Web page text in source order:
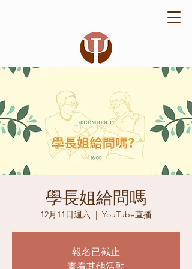
學長姐給問嗎
12月11日週六
  |
YouTube直播
報名已截止